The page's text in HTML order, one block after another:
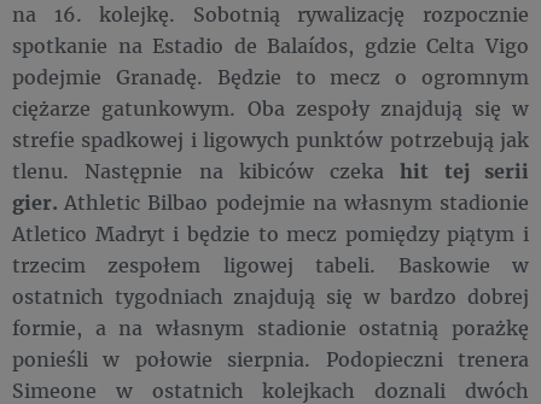
na 16. kolejkę. Sobotnią rywalizację rozpocznie
spotkanie na Estadio de Balaídos, gdzie Celta Vigo
podejmie Granadę. Będzie to mecz o ogromnym
ciężarze gatunkowym. Oba zespoły znajdują się w
strefie spadkowej i ligowych punktów potrzebują jak
tlenu. Następnie na kibiców czekahit tej serii
gier. Athletic Bilbao podejmie na własnym stadionie
Atletico Madryt i będzie to mecz pomiędzy piątym i
trzecim zespołem ligowej tabeli. Baskowie w
ostatnich tygodniach znajdują się w bardzo dobrej
formie, a na własnym stadionie ostatnią porażkę
ponieśli w połowie sierpnia. Podopieczni trenera
Simeone w ostatnich kolejkach doznali dwóch